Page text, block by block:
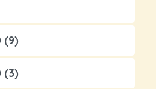
(9)
(3)